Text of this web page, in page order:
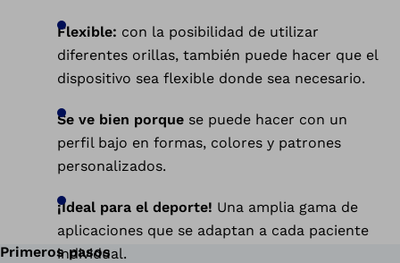
Flexible: con la posibilidad de utilizar
diferentes orillas, también puede hacer que el
dispositivo sea flexible donde sea necesario.
Se ve bien porque se puede hacer con un
perfil bajo en formas, colores y patrones
personalizados.
¡Ideal para el deporte! Una amplia gama de
aplicaciones que se adaptan a cada paciente
individual.
Primeros pasos